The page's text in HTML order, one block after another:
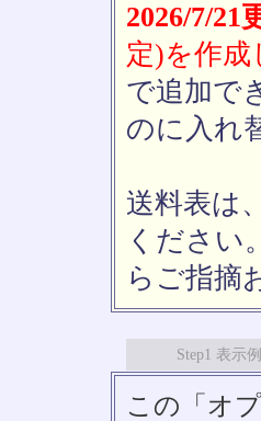
2026/7/21
定)を作成
で追加で
のに入れ
送料表は
ください
らご指摘
Step1 表示例
この「オ